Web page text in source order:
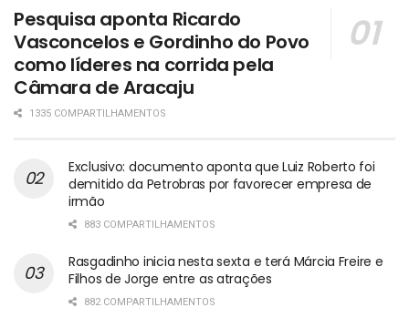
Pesquisa aponta Ricardo
Vasconcelos e Gordinho do Povo
como líderes na corrida pela
Câmara de Aracaju
1335 COMPARTILHAMENTOS
Exclusivo: documento aponta que Luiz Roberto foi
demitido da Petrobras por favorecer empresa de
irmão
883 COMPARTILHAMENTOS
Rasgadinho inicia nesta sexta e terá Márcia Freire e
Filhos de Jorge entre as atrações
882 COMPARTILHAMENTOS